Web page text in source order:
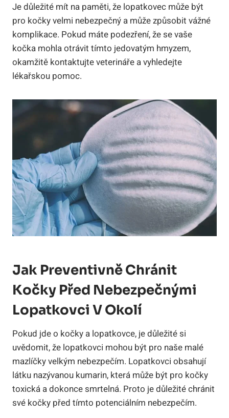
Je důležité mít na paměti, že lopatkovec může být
pro kočky velmi nebezpečný a může způsobit vážné
komplikace. Pokud máte podezření, že se vaše
kočka mohla otrávit tímto jedovatým hmyzem,
okamžitě kontaktujte veterináře a vyhledejte
lékařskou pomoc.
Jak Preventivně Chránit
Kočky Před Nebezpečnými
Lopatkovci V Okolí
Pokud jde o kočky a lopatkovce, je důležité si
uvědomit, že lopatkovci mohou být pro naše malé
mazlíčky velkým nebezpečím. Lopatkovci obsahují
látku nazývanou kumarin, která může být pro kočky
toxická a dokonce smrtelná. Proto je důležité chránit
své kočky před tímto potenciálním nebezpečím.